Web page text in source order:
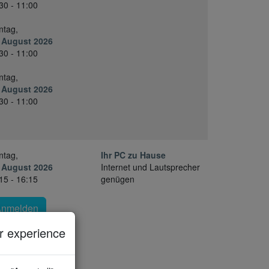
- 11:00
2026
- 11:00
2026
- 11:00
August 2026
- 16:15
Ihr PC zu Hause
Internet und Lautsprecher
genügen
experience